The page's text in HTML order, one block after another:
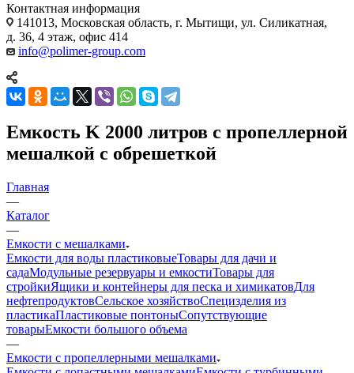
Контактная информация
141013, Московская область, г. Мытищи, ул. Силикатная,
д. 36, 4 этаж, офис 414
info@polimer-group.com
Емкость K 2000 литров с пропеллерной
мешалкой с обрешеткой
Главная
—
Каталог
—
Емкости с мешалками
Емкости для воды пластиковыеТовары для дачи и
садаМодульные резервуары и емкостиТовары для
стройкиЯщики и контейнеры для песка и химикатовДля
нефтепродуктовСельское хозяйствоСпецизделия из
пластикаПластиковые понтоныСопутствующие
товарыЕмкости большого объема
—
Емкости с пропеллерными мешалками